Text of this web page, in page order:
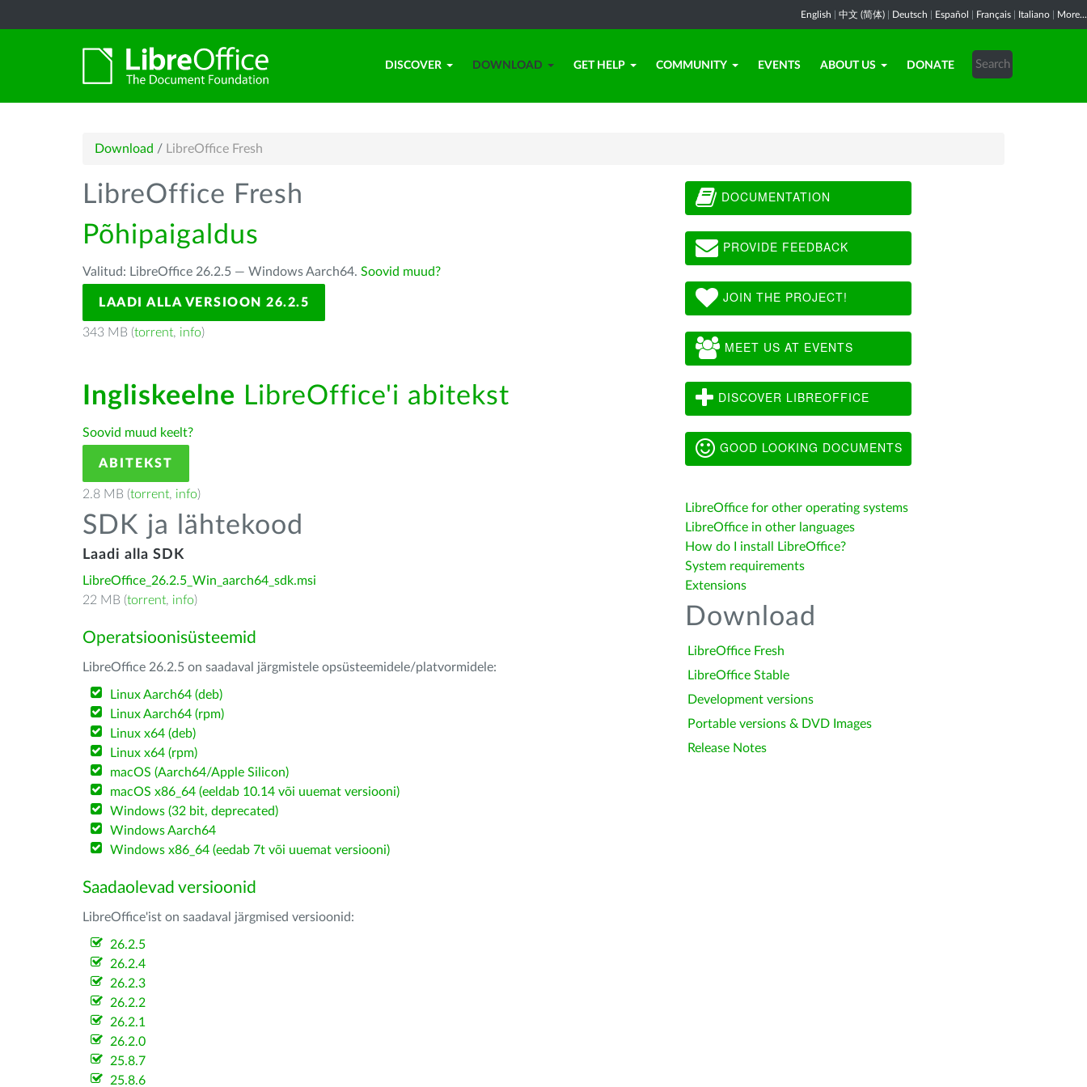
English 中文 (简体) Deutsch Español Français Italiano More...
DISCOVER DOWNLOAD GET HELP COMMUNITY EVENTS ABOUT US DONATE
Download / LibreOffice Fresh
LibreOffice Fresh
Põhipaigaldus
Valitud: LibreOffice 26.2.5 — Windows Aarch64. Soovid muud?
LAADI ALLA VERSIOON 26.2.5
343 MB (torrent, info)
Ingliskeelne LibreOffice'i abitekst
Soovid muud keelt?
ABITEKST
2.8 MB (torrent, info)
SDK ja lähtekood
Laadi alla SDK
LibreOffice_26.2.5_Win_aarch64_sdk.msi
22 MB (torrent, info)
Operatsioonisüsteemid
LibreOffice 26.2.5 on saadaval järgmistele opsüsteemidele/platvormidele:
Linux Aarch64 (deb)
Linux Aarch64 (rpm)
Linux x64 (deb)
Linux x64 (rpm)
macOS (Aarch64/Apple Silicon)
macOS x86_64 (eeldab 10.14 või uuemat versiooni)
Windows (32 bit, deprecated)
Windows Aarch64
Windows x86_64 (eedab 7t või uuemat versiooni)
Saadaolevad versioonid
LibreOffice'ist on saadaval järgmised versioonid:
26.2.5
26.2.4
26.2.3
26.2.2
26.2.1
26.2.0
25.8.7
25.8.6
DOCUMENTATION
PROVIDE FEEDBACK
JOIN THE PROJECT!
MEET US AT EVENTS
DISCOVER LIBREOFFICE
GOOD LOOKING DOCUMENTS
LibreOffice for other operating systems
LibreOffice in other languages
How do I install LibreOffice?
System requirements
Extensions
Download
LibreOffice Fresh
LibreOffice Stable
Development versions
Portable versions & DVD Images
Release Notes